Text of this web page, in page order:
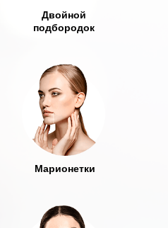
Двойной
подбородок
Марионетки